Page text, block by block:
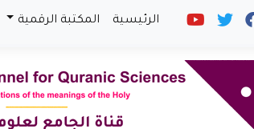
الرئيسية المكتبة الرقمية